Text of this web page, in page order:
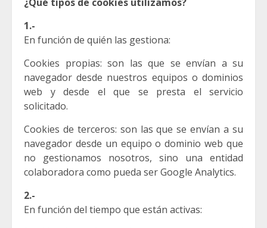
1.-
En función de quién las gestiona:
Cookies propias: son las que se envían a su
navegador desde nuestros equipos o dominios
web y desde el que se presta el servicio
solicitado.
Cookies de terceros: son las que se envían a su
navegador desde un equipo o dominio web que
no gestionamos nosotros, sino una entidad
colaboradora como pueda ser Google Analytics.
2.-
En función del tiempo que están activas: